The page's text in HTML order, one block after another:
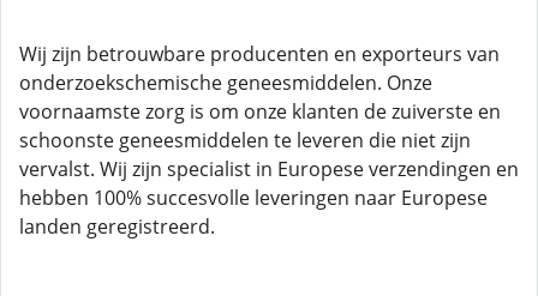
Wij zijn betrouwbare producenten en exporteurs van
onderzoekschemische geneesmiddelen. Onze
voornaamste zorg is om onze klanten de zuiverste en
schoonste geneesmiddelen te leveren die niet zijn
vervalst. Wij zijn specialist in Europese verzendingen en
hebben 100% succesvolle leveringen naar Europese
landen geregistreerd.